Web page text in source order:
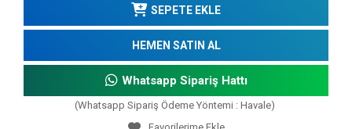
SEPETE EKLE
HEMEN SATIN AL
Whatsapp Sipariş Hattı
(Whatsapp Sipariş Ödeme Yöntemi : Havale)